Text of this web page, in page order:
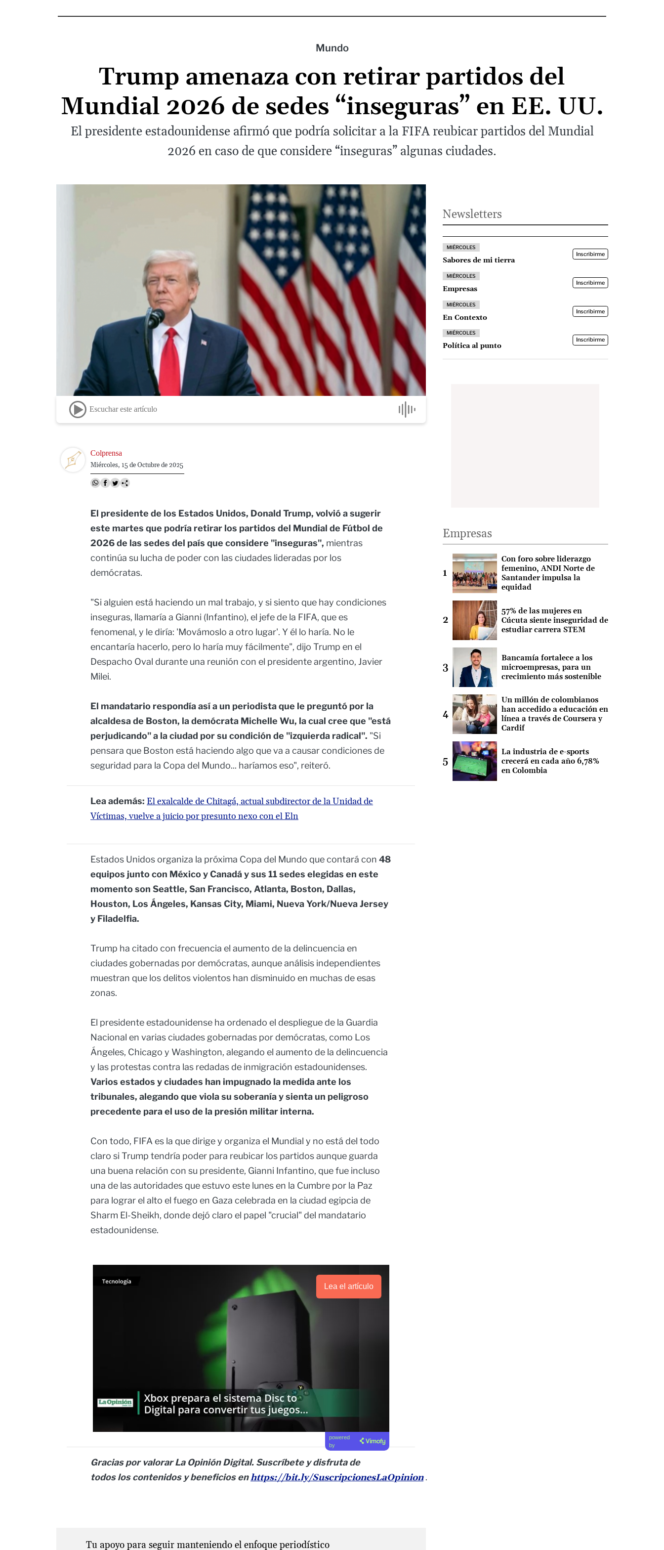
Mundo
Trump amenaza con retirar partidos del
Mundial 2026 de sedes “inseguras” en EE. UU.
El presidente estadounidense afirmó que podría solicitar a la FIFA reubicar partidos del Mundial
2026 en caso de que considere “inseguras” algunas ciudades.
Escuchar este artículo
Image Colprensa
Miércoles, 15 de Octubre de 2025
El presidente de los Estados Unidos, Donald Trump, volvió a sugerir
este martes que podría retirar los partidos del Mundial de Fútbol de
2026 de las sedes del país que considere "inseguras", mientras
continúa su lucha de poder con las ciudades lideradas por los
demócratas.
"Si alguien está haciendo un mal trabajo, y si siento que hay condiciones
inseguras, llamaría a Gianni (Infantino), el jefe de la FIFA, que es
fenomenal, y le diría: 'Movámoslo a otro lugar'. Y él lo haría. No le
encantaría hacerlo, pero lo haría muy fácilmente", dijo Trump en el
Despacho Oval durante una reunión con el presidente argentino, Javier
Milei.
El mandatario respondía así a un periodista que le preguntó por la
alcaldesa de Boston, la demócrata Michelle Wu, la cual cree que "está
perjudicando" a la ciudad por su condición de "izquierda radical". "Si
pensara que Boston está haciendo algo que va a causar condiciones de
seguridad para la Copa del Mundo... haríamos eso", reiteró.
Lea además: El exalcalde de Chitagá, actual subdirector de la Unidad de
Víctimas, vuelve a juicio por presunto nexo con el Eln
Estados Unidos organiza la próxima Copa del Mundo que contará con 48
equipos junto con México y Canadá y sus 11 sedes elegidas en este
momento son Seattle, San Francisco, Atlanta, Boston, Dallas,
Houston, Los Ángeles, Kansas City, Miami, Nueva York/Nueva Jersey
y Filadelfia.
Trump ha citado con frecuencia el aumento de la delincuencia en
ciudades gobernadas por demócratas, aunque análisis independientes
muestran que los delitos violentos han disminuido en muchas de esas
zonas.
El presidente estadounidense ha ordenado el despliegue de la Guardia
Nacional en varias ciudades gobernadas por demócratas, como Los
Ángeles, Chicago y Washington, alegando el aumento de la delincuencia
y las protestas contra las redadas de inmigración estadounidenses.
Varios estados y ciudades han impugnado la medida ante los
tribunales, alegando que viola su soberanía y sienta un peligroso
precedente para el uso de la presión militar interna.
Con todo, FIFA es la que dirige y organiza el Mundial y no está del todo
claro si Trump tendría poder para reubicar los partidos aunque guarda
una buena relación con su presidente, Gianni Infantino, que fue incluso
una de las autoridades que estuvo este lunes en la Cumbre por la Paz
para lograr el alto el fuego en Gaza celebrada en la ciudad egipcia de
Sharm El-Sheikh, donde dejó claro el papel "crucial" del mandatario
estadounidense.
Lea el artículo
powered
by
Gracias por valorar La Opinión Digital. Suscríbete y disfruta de
todos los contenidos y beneficios enhttps://bit.ly/SuscripcionesLaOpinion.
Tu apoyo para seguir manteniendo el enfoque periodístico
Newsletters
MIÉRCOLES
Sabores de mi tierra
Inscribirme
MIÉRCOLES
Empresas
Inscribirme
MIÉRCOLES
En Contexto
Inscribirme
MIÉRCOLES
Política al punto
Inscribirme
Empresas
Con foro sobre liderazgo
femenino, ANDI Norte de
Santander impulsa la
equidad
57% de las mujeres en
Cúcuta siente inseguridad de
estudiar carrera STEM
Bancamía fortalece a los
microempresas, para un
crecimiento más sostenible
Un millón de colombianos
han accedido a educación en
línea a través de Coursera y
Cardif
La industria de e-sports
crecerá en cada año 6,78%
en Colombia